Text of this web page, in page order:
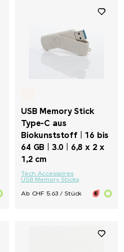
USB Memory Stick
Type-C aus
Biokunststoff | 16 bis
64 GB | 3.0 | 6,8 x 2 x
1,2 cm
Tech Accessoires
USB Memory Sticks
Ab CHF 5.63 / Stück